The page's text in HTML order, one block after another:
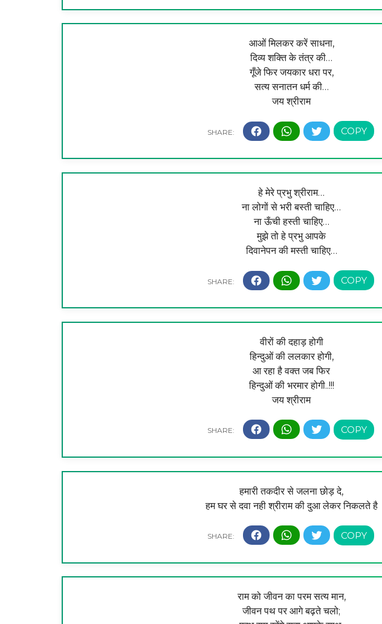
आओं मिलकर करें साधना,
दिव्य शक्ति के तंत्र की…
गूँजे फिर जयकार धरा पर,
सत्य सनातन धर्म की…
जय श्रीराम
हे मेरे प्रभु श्रीराम…
ना लोगों से भरी बस्ती चाहिए…
ना ऊँची हस्ती चाहिए…
मुझे तो हे प्रभु आपके
दिवानेपन की मस्ती चाहिए…
वीरों की दहाड़ होगी
हिन्दुओं की ललकार होगी,
आ रहा है वक्त जब फिर
हिन्दुओं की भरमार होगी..!!!
जय श्रीराम
हमारी तकदीर से जलना छोड़ दे,
हम घर से दवा नही श्रीराम की दुआ लेकर निकलते है
राम को जीवन का परम सत्य मान,
जीवन पथ पर आगे बढ़ते चलो;